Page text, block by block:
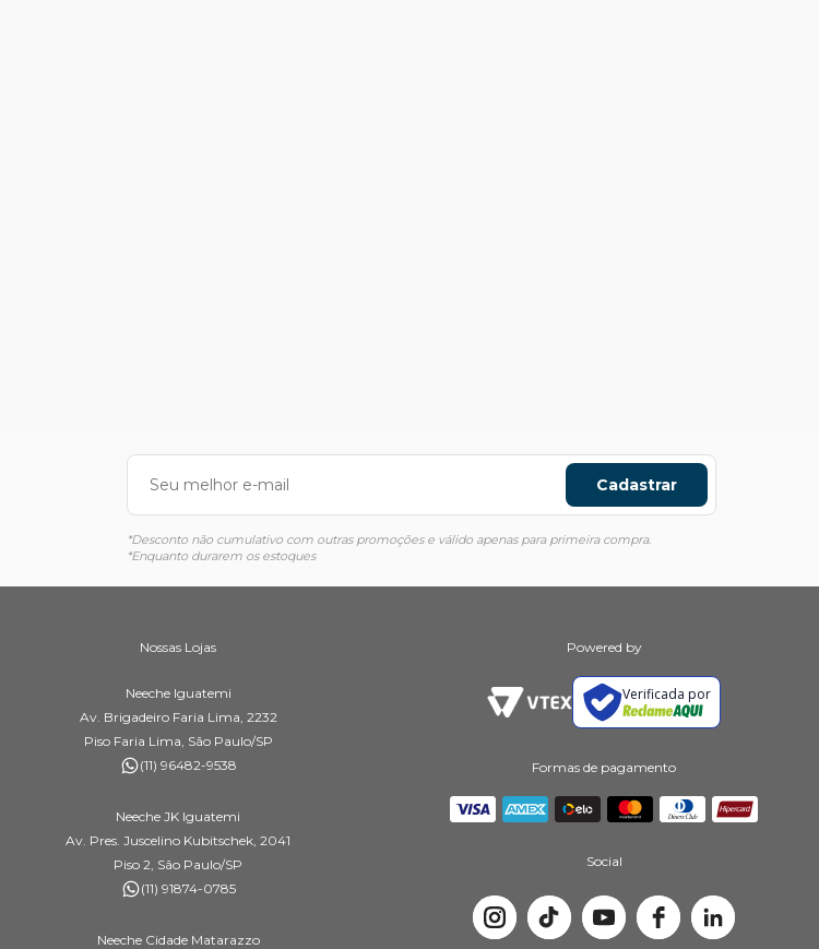
Cadastrar
*Desconto não cumulativo com outras promoções e válido apenas para primeira compra.
*Enquanto durarem os estoques
Nossas Lojas
Neeche Iguatemi
Av. Brigadeiro Faria Lima, 2232
Piso Faria Lima, São Paulo/SP
(11) 96482-9538
Neeche JK Iguatemi
Av. Pres. Juscelino Kubitschek, 2041
Piso 2, São Paulo/SP
(11) 91874-0785
Neeche Cidade Matarazzo
Powered by
Verificada por
Formas de pagamento
Social